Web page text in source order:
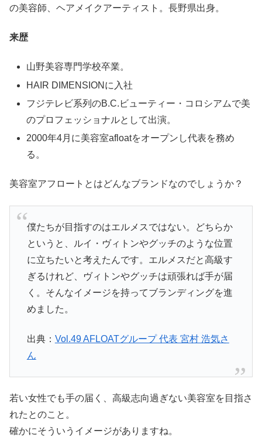
の美容師、ヘアメイクアーティスト。長野県出身。
来歴
山野美容専門学校卒業。
HAIR DIMENSIONに入社
フジテレビ系列のB.C.ビューティー・コロシアムで美
のプロフェッショナルとして出演。
2000年4月に美容室afloatをオープンし代表を務め
る。
美容室アフロートとはどんなブランドなのでしょうか？
僕たちが目指すのはエルメスではない。どちらか
というと、ルイ・ヴィトンやグッチのような位置
に立ちたいと考えたんです。エルメスだと高級す
ぎるけれど、ヴィトンやグッチは頑張れば手が届
く。そんなイメージを持ってブランディングを進
めました。
出典： Vol.49 AFLOATグループ 代表 宮村 浩気さ
ん
若い女性でも手の届く、高級志向過ぎない美容室を目指さ
れたとのこと。
確かにそういうイメージがありますね。